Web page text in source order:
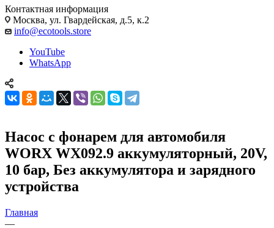
Контактная информация
Москва, ул. Гвардейская, д.5, к.2
info@ecotools.store
YouTube
WhatsApp
Насос с фонарем для автомобиля
WORX WX092.9 аккумуляторный, 20V,
10 бар, Без аккумулятора и зарядного
устройства
Главная
—